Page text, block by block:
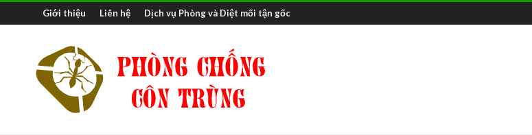
Giới thiệu Liên hệ Dịch vụ Phòng và Diệt mối tận gốc